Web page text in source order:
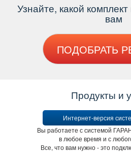
Узнайте, какой
ам
ПОДОБРАТЬ
Продукты и
Интернет-версия
ы работаете с системой
любое время и с
се, что вам нужно - это